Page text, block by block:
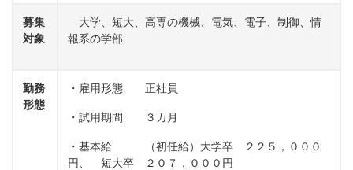
募集
対象
大学、短大、高専の機械、電気、電子、制御、情
報系の学部
勤務
形態
・雇用形態 正社員
・試用期間 ３カ月
・基本給 （初任給）大学卒 ２２５，０００
円、 短大卒 ２０７，０００円